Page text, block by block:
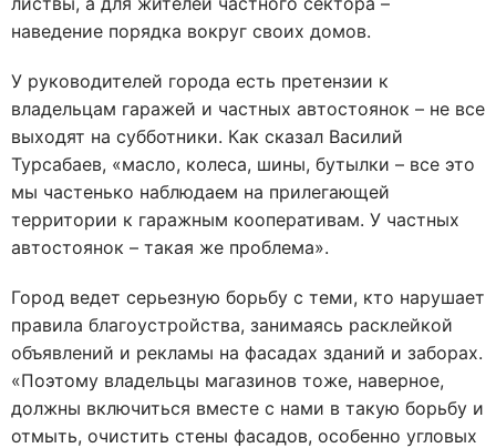
наведение порядка вокруг своих домов.
У руководителей города есть претензии к
владельцам гаражей и частных автостоянок – не все
выходят на субботники. Как сказал Василий
Турсабаев, «масло, колеса, шины, бутылки – все это
мы частенько наблюдаем на прилегающей
территории к гаражным кооперативам. У частных
автостоянок – такая же проблема».
Город ведет серьезную борьбу с теми, кто нарушает
правила благоустройства, занимаясь расклейкой
объявлений и рекламы на фасадах зданий и заборах.
«Поэтому владельцы магазинов тоже, наверное,
должны включиться вместе с нами в такую борьбу и
отмыть, очистить стены фасадов, особенно угловых